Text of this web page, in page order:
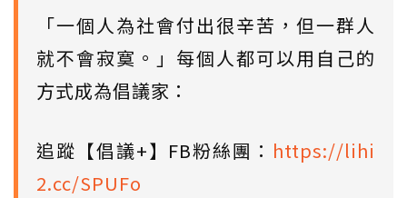
「一個人為社會付出很辛苦，但一群人
就不會寂寞。」每個人都可以用自己的
方式成為倡議家：
追蹤【倡議+】FB粉絲團： https://lihi
2.cc/SPUFo